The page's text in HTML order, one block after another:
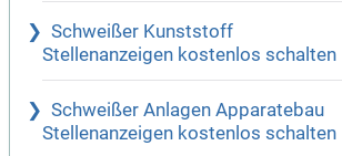
Schweißer Kunststoff
Stellenanzeigen kostenlos schalten
Schweißer Anlagen Apparatebau
Stellenanzeigen kostenlos schalten